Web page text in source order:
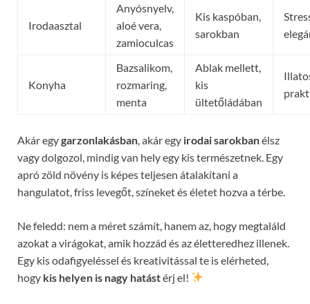
Irodaasztal
Anyósnyelv,
aloé vera,
zamioculcas
Kis kaspóban,
sarokban
Konyha
Bazsalikom,
rozmaring,
menta
Ablak mellett,
kis
ültetőládában
Akár egygarzonlakásban, akár egy irodai sarokbanélsz
vagy dolgozol, mindig van hely egy kis természetnek. Egy
apró zöld növény is képes teljesen átalakítani a
hangulatot, friss levegőt, színeket és életet hozva a térbe.
Ne feledd: nem a méret számít, hanem az, hogy megtaláld
azokat a virágokat, amik hozzád és az életteredhez illenek.
Egy kis odafigyeléssel és kreativitással te is elérheted,
hogy kis helyen is nagy hatástérj el!